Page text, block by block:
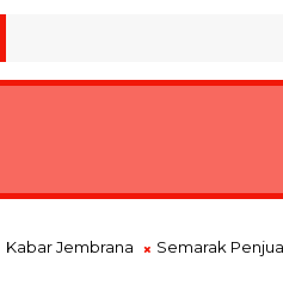
Ekspor Produk Nusantara
Kabar Jembrana
Semarak